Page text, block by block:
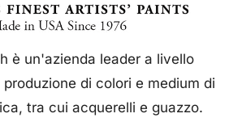
è un'azienda leader a livello
di colori e medium di
tra cui acquerelli e guazzo.